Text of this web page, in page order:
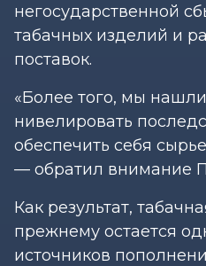
негосударственной
табачных изделий и
поставок.
«Более того, мы
нивелировать
обеспечить себя
— обратил внимание
Как результат,
прежнему остается
источников